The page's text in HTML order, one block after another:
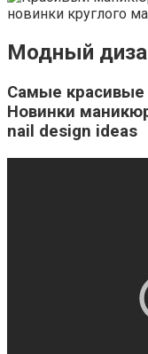
Модный
Самые красивые
Новинки
nail design ideas